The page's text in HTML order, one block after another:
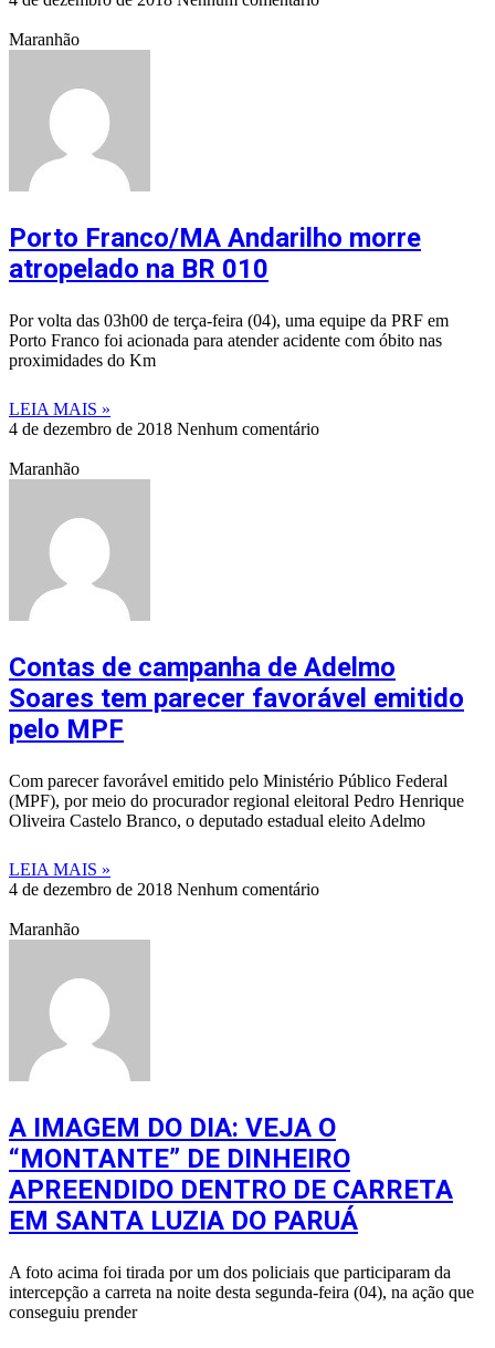
Maranhão
Porto Franco/MA Andarilho morre
atropelado na BR 010
Por volta das 03h00 de terça-feira (04), uma equipe da PRF em
Porto Franco foi acionada para atender acidente com óbito nas
proximidades do Km
LEIA MAIS »
4 de dezembro de 2018 Nenhum comentário
Maranhão
Contas de campanha de Adelmo
Soares tem parecer favorável emitido
pelo MPF
Com parecer favorável emitido pelo Ministério Público Federal
(MPF), por meio do procurador regional eleitoral Pedro Henrique
Oliveira Castelo Branco, o deputado estadual eleito Adelmo
LEIA MAIS »
4 de dezembro de 2018 Nenhum comentário
Maranhão
A IMAGEM DO DIA: VEJA O
“MONTANTE” DE DINHEIRO
APREENDIDO DENTRO DE CARRETA
EM SANTA LUZIA DO PARUÁ
A foto acima foi tirada por um dos policiais que participaram da
intercepção a carreta na noite desta segunda-feira (04), na ação que
conseguiu prender